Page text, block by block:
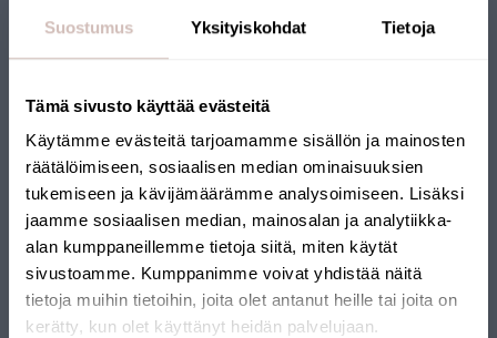
Suostumus Yksityiskohdat Tietoja
Tämä sivusto käyttää evästeitä
Käytämme evästeitä tarjoamamme sisällön ja mainosten
räätälöimiseen, sosiaalisen median ominaisuuksien
tukemiseen ja kävijämäärämme analysoimiseen. Lisäksi
jaamme sosiaalisen median, mainosalan ja analytiikka-
alan kumppaneillemme tietoja siitä, miten käytät
sivustoamme. Kumppanimme voivat yhdistää näitä
tietoja muihin tietoihin, joita olet antanut heille tai joita on
kerätty, kun olet käyttänyt heidän palvelujaan.